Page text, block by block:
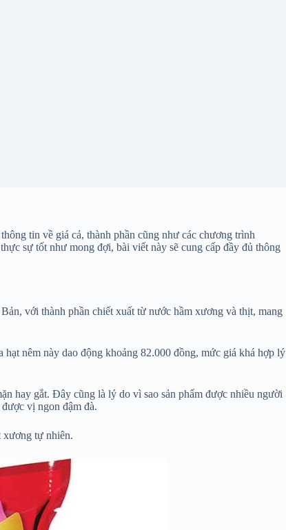
tin về giá cả, thành phần cũng như các chương trình
sự tốt như mong đợi, bài viết này sẽ cung cấp đầy đủ thông
với thành phần chiết xuất từ nước hầm xương và thịt, mang
nêm này dao động khoảng 82.000 đồng, mức giá khá hợp lý
hay gắt. Đây cũng là lý do vì sao sản phẩm được nhiều người
vị ngon đậm đà.
xương tự nhiên.